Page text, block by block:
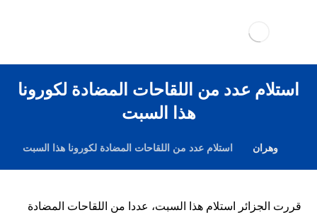
استلام عدد من اللقاحات المضادة لكورونا
هذا السبت
وهران استلام عدد من اللقاحات المضادة لكورونا هذا السبت
قررت الجزائر استلام هذا السبت، عددا من اللقاحات المضادة